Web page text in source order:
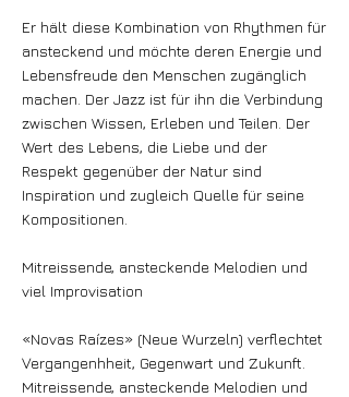
Er hält diese Kombination von Rhythmen für
ansteckend und möchte deren Energie und
Lebensfreude den Menschen zugänglich
machen. Der Jazz ist für ihn die Verbindung
zwischen Wissen, Erleben und Teilen. Der
Wert des Lebens, die Liebe und der
Respekt gegenüber der Natur sind
Inspiration und zugleich Quelle für seine
Kompositionen.
Mitreissende, ansteckende Melodien und
viel Improvisation
«Novas Raízes» (Neue Wurzeln) verflechtet
Vergangenhheit, Gegenwart und Zukunft.
Mitreissende, ansteckende Melodien und